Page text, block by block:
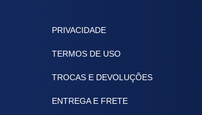
PRIVACIDADE
TERMOS DE USO
TROCAS E DEVOLUÇÕES
ENTREGA E FRETE